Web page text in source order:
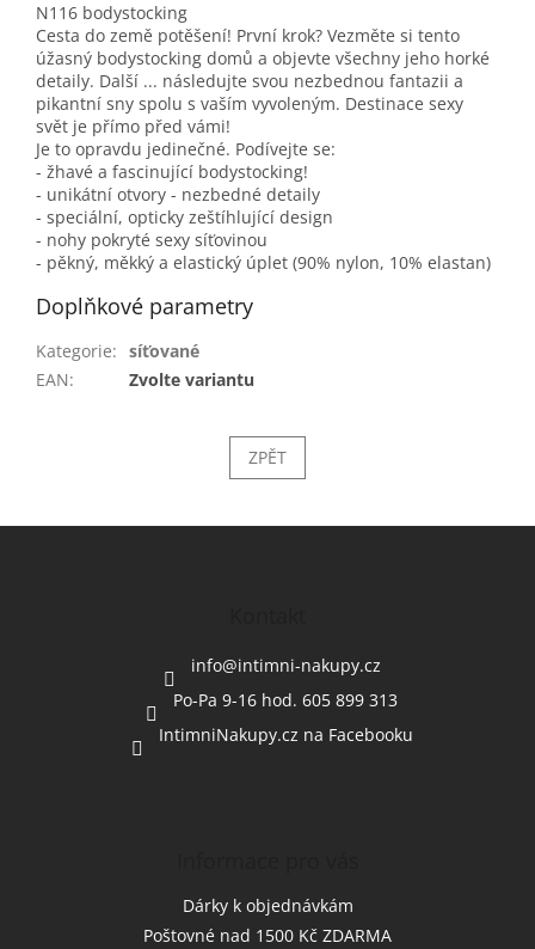
N116 bodystocking
Cesta do země potěšení! První krok? Vezměte si tento
úžasný bodystocking domů a objevte všechny jeho horké
detaily. Další ... následujte svou nezbednou fantazii a
pikantní sny spolu s vaším vyvoleným. Destinace sexy
svět je přímo před vámi!
Je to opravdu jedinečné. Podívejte se:
- žhavé a fascinující bodystocking!
- unikátní otvory - nezbedné detaily
- speciální, opticky zeštíhlující design
- nohy pokryté sexy síťovinou
- pěkný, měkký a elastický úplet (90% nylon, 10% elastan)
Doplňkové parametry
Kategorie: síťované
EAN: Zvolte variantu
ZPĚT
info@intimni-nakupy.cz
Po-Pa 9-16 hod. 605 899 313
IntimniNakupy.cz na Facebooku
Dárky k objednávkám
Poštovné nad 1500 Kč ZDARMA